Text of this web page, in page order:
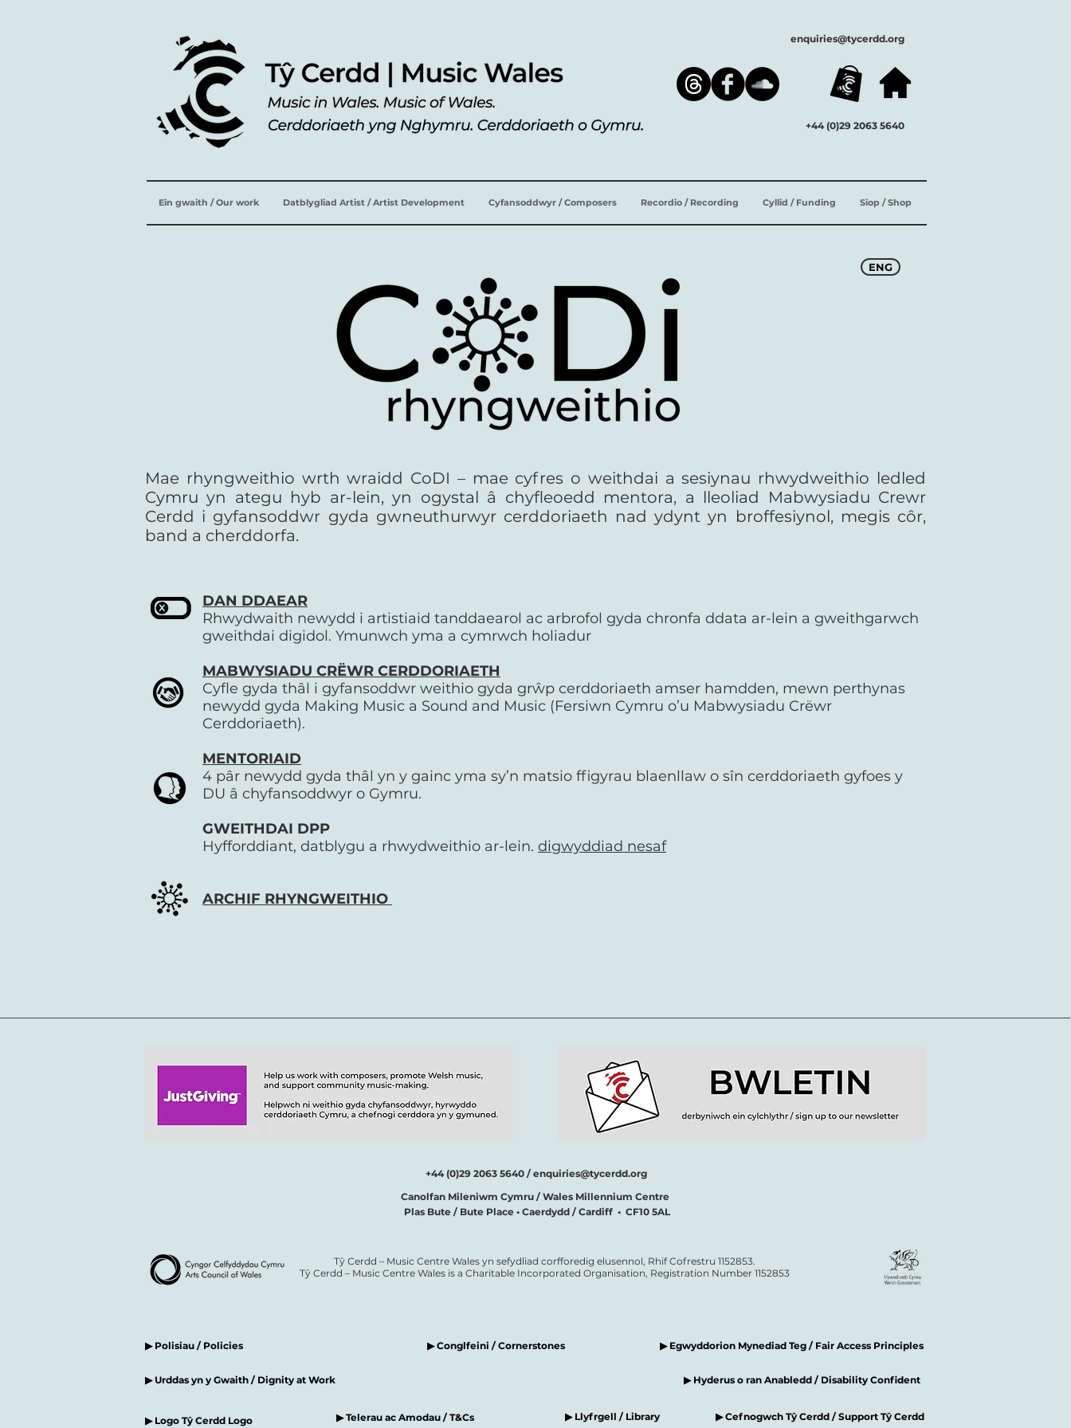
enquiries@tycerdd.org
+44 (0)29 2063 5640
Ein gwaith / Our work Datblygliad Artist / Artist Development Cyfansoddwyr / Composers Recordio / Recording Cyllid / Funding Siop / Shop
ENG
Mae rhyngweithio wrth wraidd CoDI – mae cyfres o weithdai a sesiynau rhwydweithio ledled
Cymru yn ategu hyb ar-lein, yn ogystal â chyfleoedd mentora, a lleoliad Mabwysiadu Crewr
Cerdd i gyfansoddwr gyda gwneuthurwyr cerddoriaeth nad ydynt yn broffesiynol, megis côr,
band a cherddorfa.
DAN DDAEAR
Rhwydwaith newydd i artistiaid tanddaearol ac arbrofol gyda chronfa ddata ar-lein a gweithgarwch
gweithdai digidol. Ymunwch yma a cymrwch holiadur
MABWYSIADU CRËWR CERDDORIAETH
Cyfle gyda thâl i gyfansoddwr weithio gyda grŵp cerddoriaeth amser hamdden, mewn perthynas
newydd gyda Making Music a Sound and Music (Fersiwn Cymru o’u Mabwysiadu Crëwr
Cerddoriaeth).
MENTORIAID
4 pâr newydd gyda thâl yn y gainc yma sy’n matsio ffigyrau blaenllaw o sîn cerddoriaeth gyfoes y
DU â chyfansoddwyr o Gymru.
GWEITHDAI DPP
Hyfforddiant, datblygu a rhwydweithio ar-lein. digwyddiad nesaf
ARCHIF RHYNGWEITHIO
+44 (0)29 2063 5640 / enquiries@tycerdd.org
Canolfan Mileniwm Cymru / Wales Millennium Centre
Plas Bute / Bute Place • Caerdydd / Cardiff • CF10 5AL
Tŷ Cerdd – Music Centre Wales yn sefydliad corfforedig elusennol, Rhif Cofrestru 1152853.
Tŷ Cerdd – Music Centre Wales is a Charitable Incorporated Organisation, Registration Number 1152853
▶ Polisiau / Policies ▶ Conglfeini / Cornerstones
▶ Urddas yn y Gwaith / Dignity at Work
▶ Egwyddorion Mynediad Teg / Fair Access Principles
▶ Hyderus o ran Anabledd / Disability Confident
▶ Logo Tŷ Cerdd Logo ▶ Telerau ac Amodau / T&Cs ▶ Llyfrgell / Library ▶ Cefnogwch Tŷ Cerdd / Support Tŷ Cerdd